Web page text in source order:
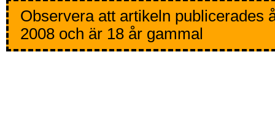
Observera att artikeln publicerades
2008 och är 18 år gammal